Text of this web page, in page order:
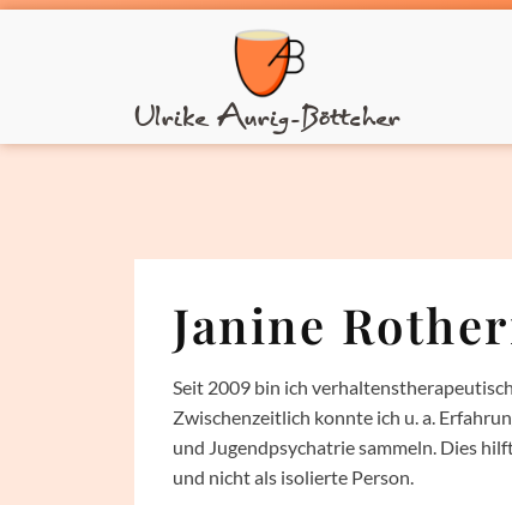
Ulrike Aurig-Böttcher
Janine
Seit 2009 bin ich
Zwischenzeitlich konnte ich u. a.
und Jugendpsychatrie sammeln. Dies
und nicht als isolierte Person.